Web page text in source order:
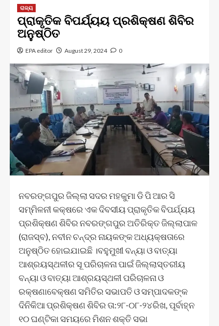
ରାଜ୍ୟ
ପ୍ରାକୃତିକ ବିପର୍ଯ୍ୟୟ ପ୍ରଶିକ୍ଷଣ ଶିବିର
ଅନୁଷ୍ଠିତ
EPA editor August 29, 2024 0
ନବରଙ୍ଗପୁର ଜିଲ୍ଲା ସଦର ମହକୁମା ଡି ପି ଆର ସି
ସମ୍ମିଳନୀ କକ୍ଷରେ ଏକ ଦିବସୀୟ ପ୍ରାକୃତିକ ବିପର୍ଯ୍ୟୟ
ପ୍ରଶିକ୍ଷଣ ଶିବିର ନବରଙ୍ଗପୁର ଅତିରିକ୍ତ ଜିଲ୍ଲାପାଳ
(ରାଜସ୍ବ), ନବୀନ ଚନ୍ଦ୍ର ନାୟକଙ୍କ ଅଧ୍ୟକ୍ଷତାରେ
ଅନୁଷ୍ଠିତ ହୋଇଯାଇଛି ।ବହୁମୁଖୀ ବନ୍ୟା ଓ ବାତ୍ୟା
ଆଶ୍ରୟସ୍ଥଳୀର ସୂ ପରିଚାଳନା ପାଇଁ ଜିଲ୍ଲାସ୍ତରୀୟ
ବନ୍ୟା ଓ ବାତ୍ୟା ଆଶ୍ରୟସ୍ଥଳୀ ପରିଚାଳନା ଓ
ରକ୍ଷଣାବେକ୍ଷଣ ସମିତିର ସଭାପତି ଓ ସମ୍ପାଦକଙ୍କ
ଦିନିକିଆ ପ୍ରଶିକ୍ଷଣ ଶିବିର ତା:୨୮-୦୮-୨୪ରିଖ, ପୂର୍ବାହ୍ନ
୧୦ ଘଣ୍ଟିକା ସମୟରେ ମିଶନ ଶକ୍ତି ସଭା